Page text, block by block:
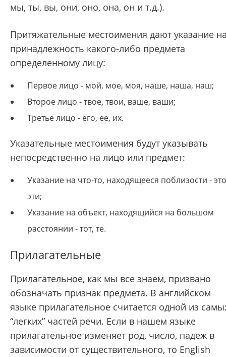
мы, ты, вы, они, оно, она, он и т.д.).
Притяжательные местоимения дают указание
принадлежность какого-либо предмета
определенному лицу:
Первое лицо - мой, мое, моя, наше, наша, наш;
Второе лицо - твое, твои, ваше, ваши;
Третье лицо - его, ее, их.
Указательные местоимения будут указывать
непосредственно на лицо или предмет:
Указание на что-то, находящееся поблизости -
эти;
Указание на объект, находящийся на большом
расстоянии - тот, те.
Прилагательные
Прилагательное, как мы все знаем, призвано
обозначать признак предмета. В английском
языке прилагательное считается одной из
“легких” частей речи. Если в нашем языке
прилагательное изменяет род, число, падеж в
зависимости от существительного, то English